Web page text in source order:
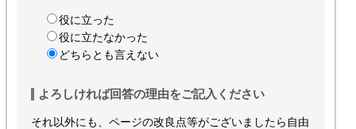
役に立った
役に立たなかった
どちらとも言えない
よろしければ回答の理由をご記入ください
それ以外にも、ページの改良点等がございましたら自由